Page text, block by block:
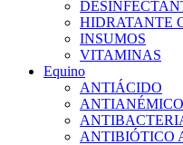
HIDRATANTE
INSUMOS
VITAMINAS
Equino
ANTIÁCIDO
ANTIANÉMICO
ANTIBIÓTICO